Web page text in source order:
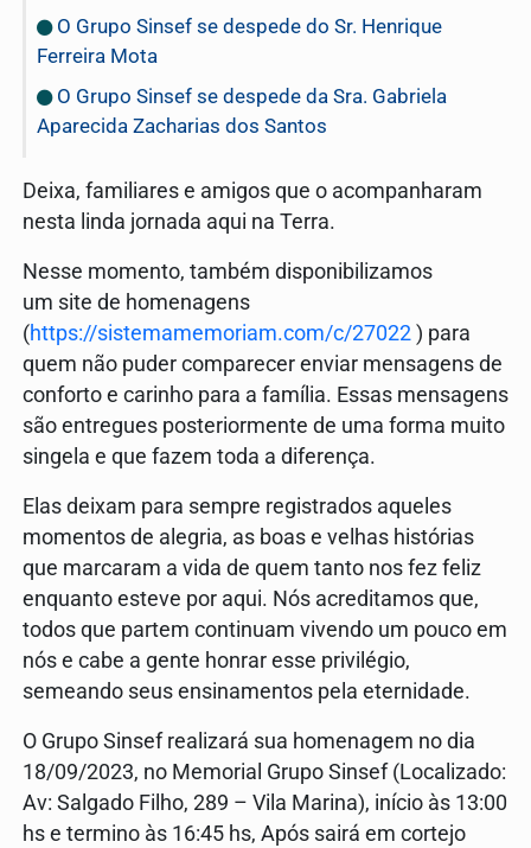
O Grupo Sinsef se despede do Sr. Henrique
Ferreira Mota
O Grupo Sinsef se despede da Sra. Gabriela
Aparecida Zacharias dos Santos
Deixa, familiares e amigos que o acompanharam
nesta linda jornada aqui na Terra.
Nesse momento, também disponibilizamos
um site de homenagens
(https://sistemamemoriam.com/c/27022 ) para
quem não puder comparecer enviar mensagens de
conforto e carinho para a família. Essas mensagens
são entregues posteriormente de uma forma muito
singela e que fazem toda a diferença.
Elas deixam para sempre registrados aqueles
momentos de alegria, as boas e velhas histórias
que marcaram a vida de quem tanto nos fez feliz
enquanto esteve por aqui. Nós acreditamos que,
todos que partem continuam vivendo um pouco em
nós e cabe a gente honrar esse privilégio,
semeando seus ensinamentos pela eternidade.
O Grupo Sinsef realizará sua homenagem no dia
18/09/2023, no Memorial Grupo Sinsef (Localizado:
Av: Salgado Filho, 289 – Vila Marina), início às 13:00
hs e termino às 16:45 hs, Após sairá em cortejo